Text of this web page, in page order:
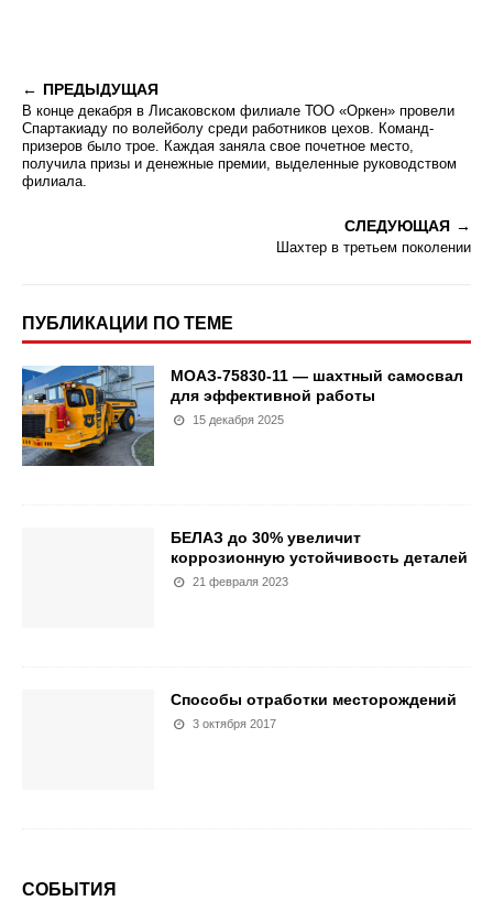
ПРЕДЫДУЩАЯ
В конце декабря в Лисаковском филиале ТОО «Оркен» провели
Спартакиаду по волейболу среди работников цехов. Команд-
призеров было трое. Каждая заняла свое почетное место,
получила призы и денежные премии, выделенные руководством
филиала.
СЛЕДУЮЩАЯ
Шахтер в третьем поколении
ПУБЛИКАЦИИ ПО ТЕМЕ
МОАЗ-75830-11 — шахтный самосвал
для эффективной работы
15 декабря 2025
БЕЛАЗ до 30% увеличит
коррозионную устойчивость деталей
21 февраля 2023
Способы отработки месторождений
3 октября 2017
СОБЫТИЯ